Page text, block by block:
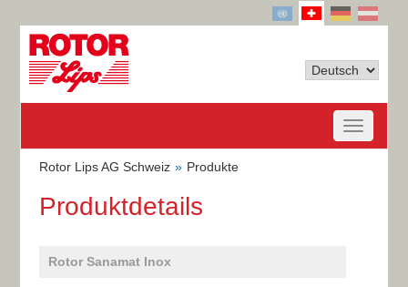
Rotor Lips AG Schweiz Produkte
Produktdetails
Rotor Sanamat Inox